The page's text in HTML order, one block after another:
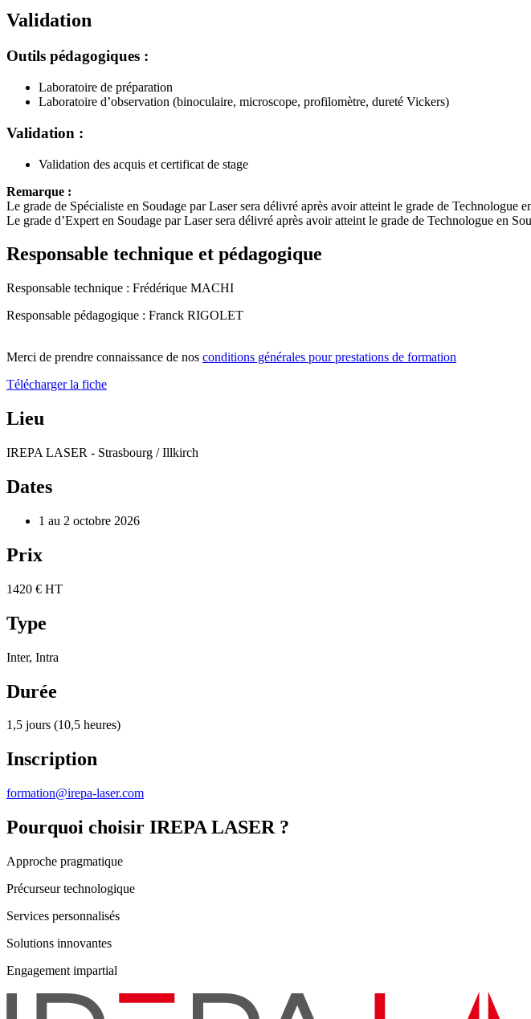
Validation
Outils pédagogiques :
Laboratoire de préparation
Laboratoire d’observation (binoculaire, microscope, profilomètre, dureté Vickers)
Validation :
Validation des acquis et certificat de stage
Remarque :
Le grade de Spécialiste en Soudage par Laser sera délivré après avoir atteint le grade de Technologue
Le grade d’Expert en Soudage par Laser sera délivré après avoir atteint le grade de Technologue en
Responsable technique et pédagogique
Responsable technique : Frédérique MACHI
Responsable pédagogique : Franck RIGOLET
Merci de prendre connaissance de nos conditions générales pour prestations de formation
Télécharger la fiche
Lieu
IREPA LASER - Strasbourg / Illkirch
Dates
1 au 2 octobre 2026
Prix
1420 € HT
Type
Inter, Intra
Durée
1,5 jours (10,5 heures)
Inscription
formation@irepa-laser.com
Pourquoi choisir IREPA LASER ?
Approche pragmatique
Précurseur technologique
Services personnalisés
Solutions innovantes
Engagement impartial